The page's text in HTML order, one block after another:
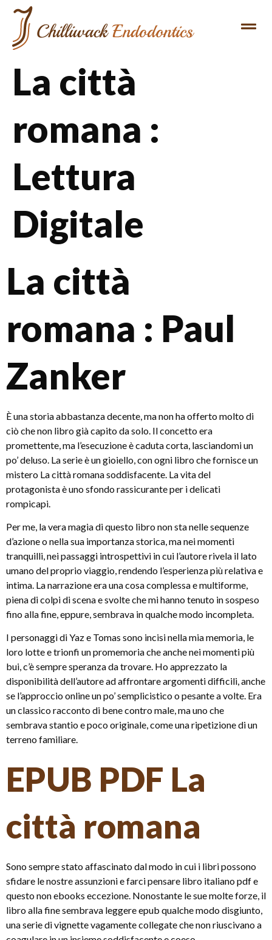
La città
romana :
Lettura
Digitale
La città
romana : Paul
Zanker
È una storia abbastanza decente, ma non ha offerto molto di
ciò che non libro già capito da solo. Il concetto era
promettente, ma l’esecuzione è caduta corta, lasciandomi un
po’ deluso. La serie è un gioiello, con ogni libro che fornisce un
mistero La città romana soddisfacente. La vita del
protagonista è uno sfondo rassicurante per i delicati
rompicapi.
Per me, la vera magia di questo libro non sta nelle sequenze
d’azione o nella sua importanza storica, ma nei momenti
tranquilli, nei passaggi introspettivi in cui l’autore rivela il lato
umano del proprio viaggio, rendendo l’esperienza più relativa e
intima. La narrazione era una cosa complessa e multiforme,
piena di colpi di scena e svolte che mi hanno tenuto in sospeso
fino alla fine, eppure, sembrava in qualche modo incompleta.
I personaggi di Yaz e Tomas sono incisi nella mia memoria, le
loro lotte e trionfi un promemoria che anche nei momenti più
bui, c’è sempre speranza da trovare. Ho apprezzato la
disponibilità dell’autore ad affrontare argomenti difficili, anche
se l’approccio online un po’ semplicistico o pesante a volte. Era
un classico racconto di bene contro male, ma uno che
sembrava stantio e poco originale, come una ripetizione di un
terreno familiare.
EPUB PDF La
città romana
Sono sempre stato affascinato dal modo in cui i libri possono
sfidare le nostre assunzioni e farci pensare libro italiano pdf e
questo non ebooks eccezione. Nonostante le sue molte forze, il
libro alla fine sembrava leggere epub qualche modo disgiunto,
una serie di vignette vagamente collegate che non riuscivano a